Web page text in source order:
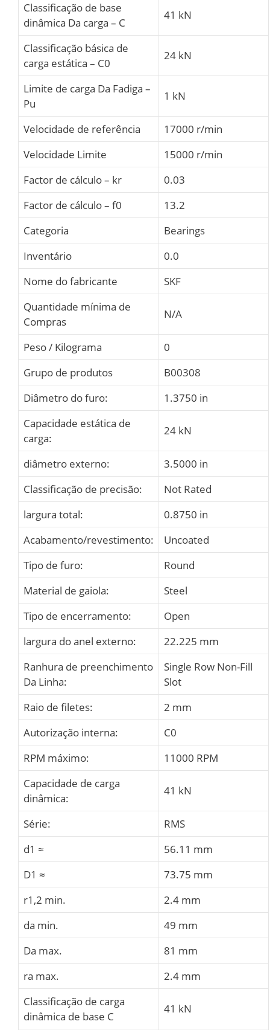
Classificação de base
dinâmica Da carga – C
41 kN
Classificação básica de
carga estática – C0
24 kN
Limite de carga Da Fadiga –
Pu
1 kN
Velocidade de referência
17000 r/min
Velocidade Limite
15000 r/min
Factor de cálculo – kr
0.03
Factor de cálculo – f0
13.2
Categoria
Bearings
Inventário
0.0
Nome do fabricante
SKF
Quantidade mínima de
Compras
N/A
Peso / Kilograma
0
Grupo de produtos
B00308
Diâmetro do furo:
1.3750 in
Capacidade estática de
carga:
24 kN
diâmetro externo:
3.5000 in
Classificação de precisão:
Not Rated
largura total:
0.8750 in
Acabamento/revestimento:
Uncoated
Tipo de furo:
Round
Material de gaiola:
Steel
Tipo de encerramento:
Open
largura do anel externo:
22.225 mm
Ranhura de preenchimento
Da Linha:
Single Row Non-Fill
Slot
Raio de filetes:
2 mm
Autorização interna:
C0
RPM máximo:
11000 RPM
Capacidade de carga
dinâmica:
41 kN
Série:
RMS
d1 ≈
56.11 mm
D1 ≈
73.75 mm
r1,2 min.
2.4 mm
da min.
49 mm
Da max.
81 mm
ra max.
2.4 mm
Classificação de carga
dinâmica de base C
41 kN